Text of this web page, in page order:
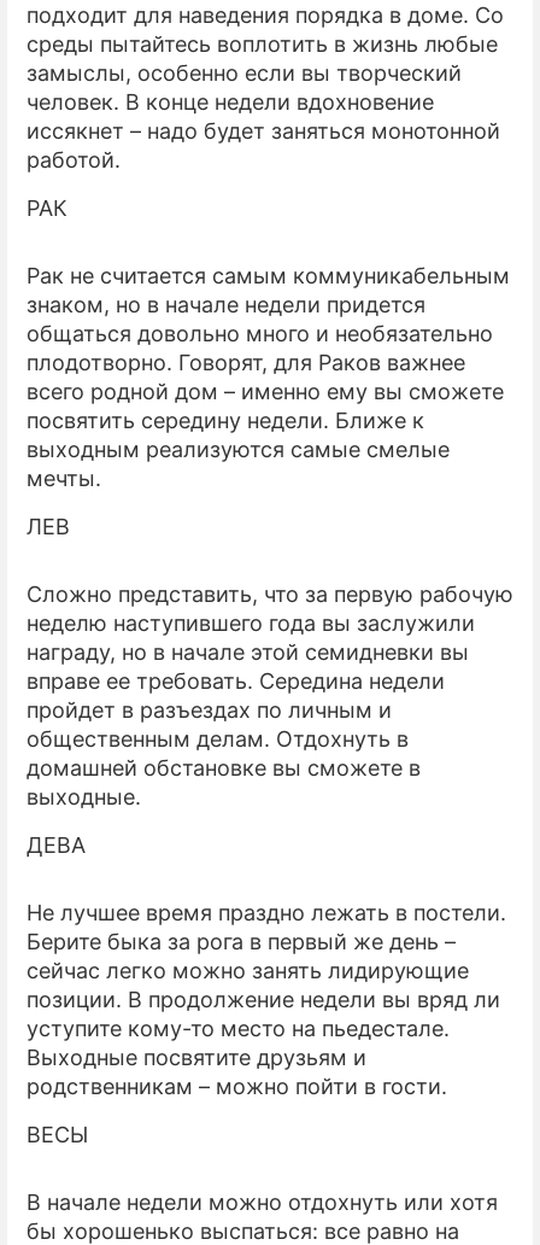
подходит для наведения порядка в доме. Со
среды пытайтесь воплотить в жизнь любые
замыслы, особенно если вы творческий
человек. В конце недели вдохновение
иссякнет – надо будет заняться монотонной
работой.
РАК
Рак не считается самым коммуникабельным
знаком, но в начале недели придется
общаться довольно много и необязательно
плодотворно. Говорят, для Раков важнее
всего родной дом – именно ему вы сможете
посвятить середину недели. Ближе к
выходным реализуются самые смелые
мечты.
ЛЕВ
Сложно представить, что за первую рабочую
неделю наступившего года вы заслужили
награду, но в начале этой семидневки вы
вправе ее требовать. Середина недели
пройдет в разъездах по личным и
общественным делам. Отдохнуть в
домашней обстановке вы сможете в
выходные.
ДЕВА
Не лучшее время праздно лежать в постели.
Берите быка за рога в первый же день –
сейчас легко можно занять лидирующие
позиции. В продолжение недели вы вряд ли
уступите кому-то место на пьедестале.
Выходные посвятите друзьям и
родственникам – можно пойти в гости.
ВЕСЫ
В начале недели можно отдохнуть или хотя
бы хорошенько выспаться: все равно на